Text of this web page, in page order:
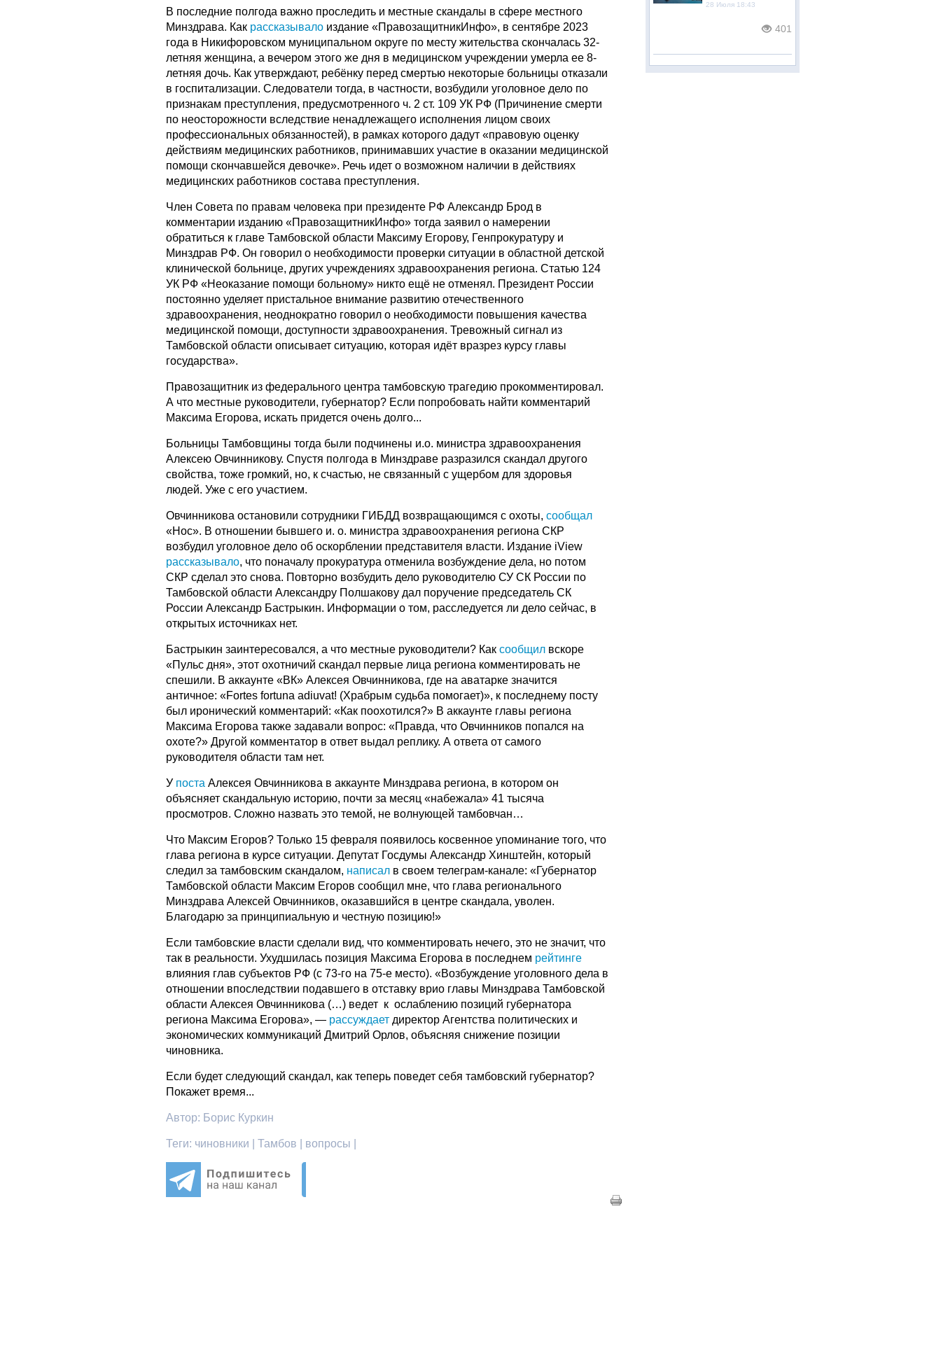
В последние полгода важно проследить и местные скандалы в сфере местного
Минздрава. Как рассказывало издание «ПравозащитникИнфо», в сентябре 2023
года в Никифоровском муниципальном округе по месту жительства скончалась 32-
летняя женщина, а вечером этого же дня в медицинском учреждении умерла ее 8-
летняя дочь. Как утверждают, ребёнку перед смертью некоторые больницы отказали
в госпитализации. Следователи тогда, в частности, возбудили уголовное дело по
признакам преступления, предусмотренного ч. 2 ст. 109 УК РФ (Причинение смерти
по неосторожности вследствие ненадлежащего исполнения лицом своих
профессиональных обязанностей), в рамках которого дадут «правовую оценку
действиям медицинских работников, принимавших участие в оказании медицинской
помощи скончавшейся девочке». Речь идет о возможном наличии в действиях
медицинских работников состава преступления.
Член Совета по правам человека при президенте РФ Александр Брод в
комментарии изданию «ПравозащитникИнфо» тогда заявил о намерении
обратиться к главе Тамбовской области Максиму Егорову, Генпрокуратуру и
Минздрав РФ. Он говорил о необходимости проверки ситуации в областной детской
клинической больнице, других учреждениях здравоохранения региона. Статью 124
УК РФ «Неоказание помощи больному» никто ещё не отменял. Президент России
постоянно уделяет пристальное внимание развитию отечественного
здравоохранения, неоднократно говорил о необходимости повышения качества
медицинской помощи, доступности здравоохранения. Тревожный сигнал из
Тамбовской области описывает ситуацию, которая идёт вразрез курсу главы
государства».
Правозащитник из федерального центра тамбовскую трагедию прокомментировал.
А что местные руководители, губернатор? Если попробовать найти комментарий
Максима Егорова, искать придется очень долго...
Больницы Тамбовщины тогда были подчинены и.о. министра здравоохранения
Алексею Овчинникову. Спустя полгода в Минздраве разразился скандал другого
свойства, тоже громкий, но, к счастью, не связанный с ущербом для здоровья
людей. Уже с его участием.
Овчинникова остановили сотрудники ГИБДД возвращающимся с охоты,сообщал
«Нос». В отношении бывшего и. о. министра здравоохранения региона СКР
возбудил уголовное дело об оскорблении представителя власти. Издание iView
рассказывало, что поначалу прокуратура отменила возбуждение дела, но потом
СКР сделал это снова. Повторно возбудить дело руководителю СУ СК России по
Тамбовской области Александру Полшакову дал поручение председатель СК
России Александр Бастрыкин. Информации о том, расследуется ли дело сейчас, в
открытых источниках нет.
Бастрыкин заинтересовался, а что местные руководители? Каксообщил вскоре
«Пульс дня», этот охотничий скандал первые лица региона комментировать не
спешили. В аккаунте «ВК» Алексея Овчинникова, где на аватарке значится
античное: «Fortes fortuna adiuvat! (Храбрым судьба помогает)», к последнему посту
был иронический комментарий: «Как поохотился?» В аккаунте главы региона
Максима Егорова также задавали вопрос: «Правда, что Овчинников попался на
охоте?» Другой комментатор в ответ выдал реплику. А ответа от самого
руководителя области там нет.
У поста Алексея Овчинникова в аккаунте Минздрава региона, в котором он
объясняет скандальную историю, почти за месяц «набежала» 41 тысяча
просмотров. Сложно назвать это темой, не волнующей тамбовчан…
Что Максим Егоров? Только 15 февраля появилось косвенное упоминание того, что
глава региона в курсе ситуации. Депутат Госдумы Александр Хинштейн, который
следил за тамбовским скандалом, написал в своем телеграм-канале: «Губернатор
Тамбовской области Максим Егоров сообщил мне, что глава регионального
Минздрава Алексей Овчинников, оказавшийся в центре скандала, уволен.
Благодарю за принципиальную и честную позицию!»
Если тамбовские власти сделали вид, что комментировать нечего, это не значит, что
так в реальности. Ухудшилась позиция Максима Егорова в последнем рейтинге
влияния глав субъектов РФ (с 73-го на 75-е место). «Возбуждение уголовного дела в
отношении впоследствии подавшего в отставку врио главы Минздрава Тамбовской
области Алексея Овчиннико­ва (…) ведет к ослаблению позиций губернатора
региона Максима Его­рова», — рассуждает директор Агентства политических и
экономических коммуникаций Дмитрий Орлов, объясняя снижение позиции
чиновника.
Если будет следующий скандал, как теперь поведет себя тамбовский губернатор?
Покажет время...
Автор: Борис Куркин
Теги: чиновники | Тамбов | вопросы |
28 Июля 18:43
401